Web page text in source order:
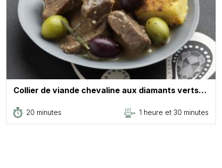
Collier de viande chevaline aux diamants verts…
20 minutes 1 heure et 30 minutes